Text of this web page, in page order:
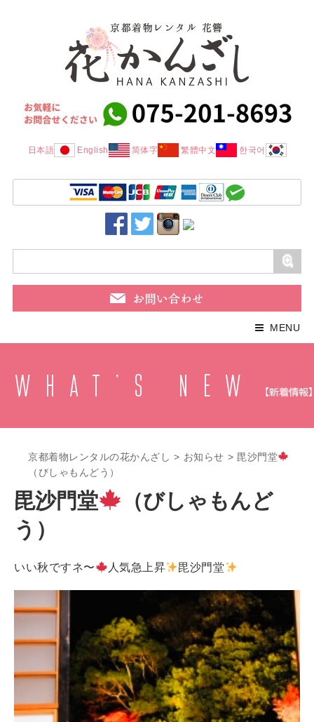
日本語 English 简体字 繁體中文 한국어
MENU
京都着物レンタルの花かんざし > お知らせ > 毘沙門堂
（びしゃもんどう）
毘沙門堂
（びしゃもんど
う）
いい秋ですネ〜 人気急上昇 毘沙門堂